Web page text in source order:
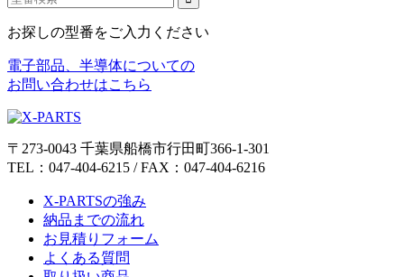
お探しの型番をご入力ください
電子部品、半導体についての
お問い合わせはこちら
〒273-0043 千葉県船橋市行田町366-1-301
TEL：047-404-6215 / FAX：047-404-6216
X-PARTSの強み
納品までの流れ
お見積りフォーム
よくある質問